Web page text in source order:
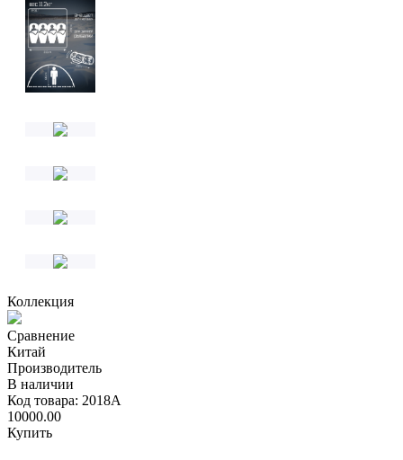
Коллекция
Сравнение
Китай
Производитель
В наличии
Код товара: 2018A
10000.00
Купить